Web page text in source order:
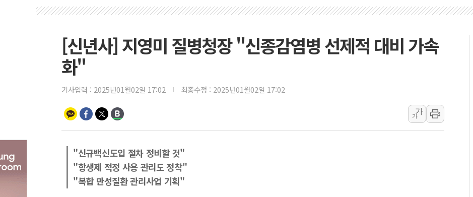
유럽증시, 美 고용 예상 밖 부진에 연준 금리 인상 가능성 낮아
[종합] 이슬람 수니파 3국, '공동방위협정' 체결… 이스라엘·이란
트럼프, 백신·자폐증 행정명령 검토…"이르면 다음 주"
이란 핵심 원유 수출항 '하르그섬', 최근 1주일 이상 '올스톱'…
[AI MY 뉴스] 뉴욕 반도체주 프리뷰...美 고용 쇼크에 반도체주 '활
뉴욕증시 프리뷰, 美 고용 쇼크에 금리 인상 우려 후퇴…나스닥
[신년사] 지영미 질병청장 "신종감염병 선제적 대비 가속
화"
기사입력 : 2025년01월02일 17:02 최종수정 : 2025년01월02일 17:02
가
가
"신규백신도입 절차 정비할 것"
"항생제 적정 사용 관리도 정착"
"복합 만성질환 관리사업 기획"